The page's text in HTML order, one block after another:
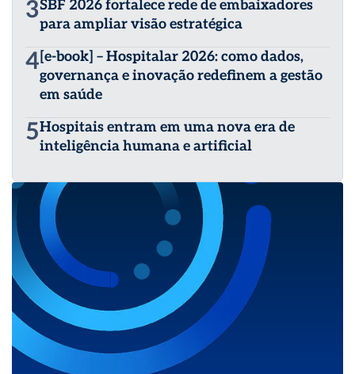
3SBF 2026 fortalece rede de embaixadores
para ampliar visão estratégica
4[e-book] – Hospitalar 2026: como dados,
governança e inovação redefinem a gestão
em saúde
5Hospitais entram em uma nova era de
inteligência humana e artificial